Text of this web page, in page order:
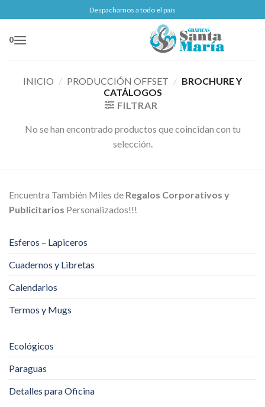
al
contenido
Despachamos a todo el país
0
INICIO / PRODUCCIÓN OFFSET / BROCHURE Y
CATÁLOGOS
FILTRAR
No se han encontrado productos que coincidan con tu
selección.
Encuentra También Miles de Regalos Corporativos y
Publicitarios Personalizados!!!
Esferos – Lapiceros
Cuadernos y Libretas
Calendarios
Termos y Mugs
Ecológicos
Paraguas
Detalles para Oficina